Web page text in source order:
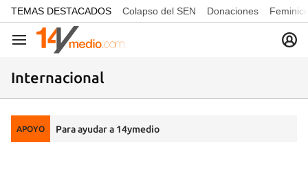
common.go-to-content
TEMAS DESTACADOS Colapso del SEN Donaciones
Navegación
Internacional
APOYO Para ayudar a 14ymedio